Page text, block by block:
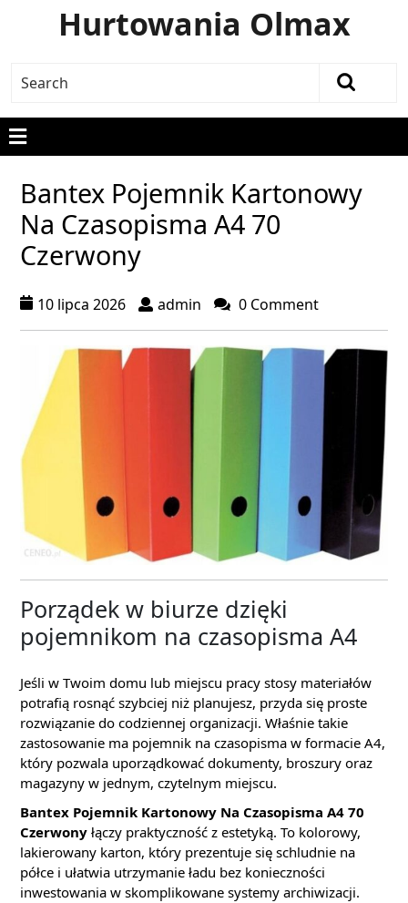
Hurtowania Olmax
Bantex Pojemnik Kartonowy
Na Czasopisma A4 70
Czerwony
10 lipca 2026 admin 0 Comment
Porządek w biurze dzięki
pojemnikom na czasopisma A4
Jeśli w Twoim domu lub miejscu pracy stosy materiałów
potrafią rosnąć szybciej niż planujesz, przyda się proste
rozwiązanie do codziennej organizacji. Właśnie takie
zastosowanie ma pojemnik na czasopisma w formacie A4,
który pozwala uporządkować dokumenty, broszury oraz
magazyny w jednym, czytelnym miejscu.
Bantex Pojemnik Kartonowy Na Czasopisma A4 70
Czerwony łączy praktyczność z estetyką. To kolorowy,
lakierowany karton, który prezentuje się schludnie na
półce i ułatwia utrzymanie ładu bez konieczności
inwestowania w skomplikowane systemy archiwizacji.